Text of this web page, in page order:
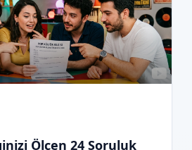
Ölçen 24 Soruluk